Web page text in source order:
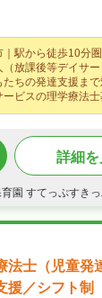
｜駅から徒歩10分
放課後等デイサー
たちの発達支援ま
ービスの理学療法
〜30万円（正社員
好待遇で、腰を据
休暇など長期休暇
詳細
園 すてっぷすき
法士（児童
援／シフト制